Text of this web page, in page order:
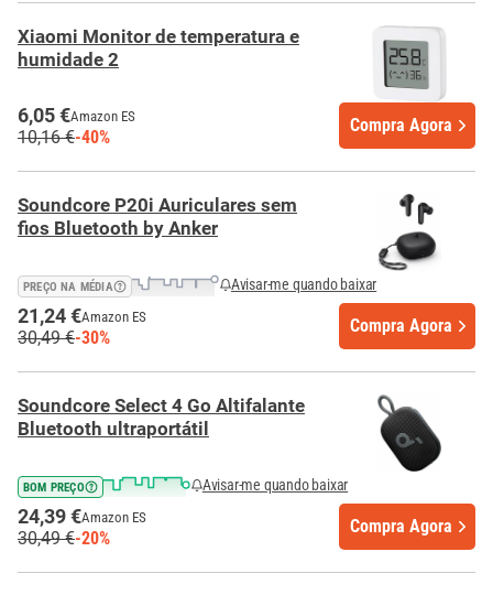
Xiaomi Monitor de temperatura e
humidade 2
6,05 €Amazon ES
10,16 €-40%
Compra Agora
Soundcore P20i Auriculares sem
fios Bluetooth by Anker
PREÇO NA MÉDIA Avisar-me quando baixar
21,24 €Amazon ES
30,49 €-30%
Compra Agora
Soundcore Select 4 Go Altifalante
Bluetooth ultraportátil
BOM PREÇO Avisar-me quando baixar
24,39 €Amazon ES
30,49 €-20%
Compra Agora